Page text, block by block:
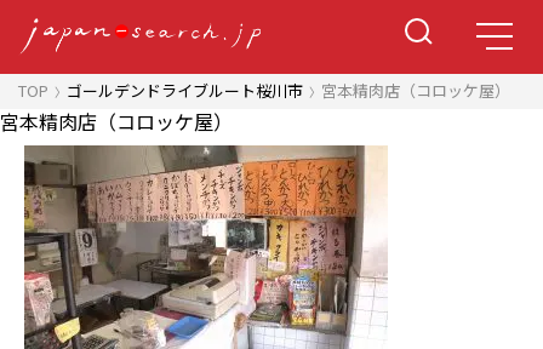
TOP ゴールデンドライブルート桜川市 宮本精肉店（コロッケ屋）
宮本精肉店（コロッケ屋）